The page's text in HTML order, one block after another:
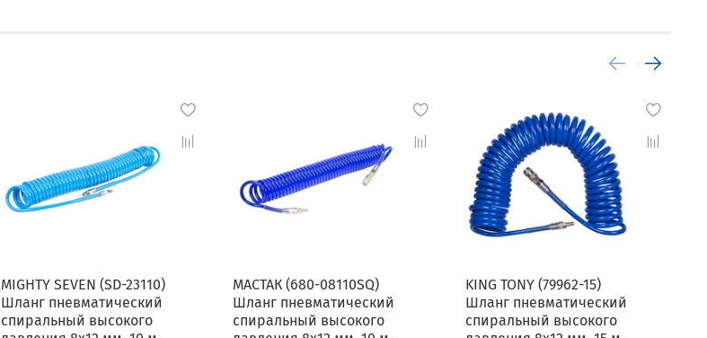
MIGHTY SEVEN (SD-23110)
Шланг пневматический
спиральный высокого
МАСТАК (680-08110SQ)
Шланг пневматический
спиральный высокого
KING TONY (79962-15)
Шланг пневматический
спиральный высокого